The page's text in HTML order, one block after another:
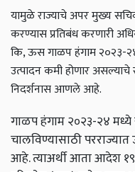
यामुळे राज्याचे अपर मुख्य
करण्यास प्रतिबंध करणारी
कि, ऊस गाळप हंगाम २०२३-
उत्पादन कमी होणार
निदर्शनास आणले आहे.
गाळप हंगाम २०२३-२४ मध्ये
चालविण्यासाठी
आहे. त्याअर्थी आता आदेश